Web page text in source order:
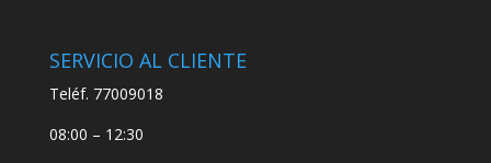
SERVICIO AL CLIENTE
Teléf. 77009018
08:00 – 12:30